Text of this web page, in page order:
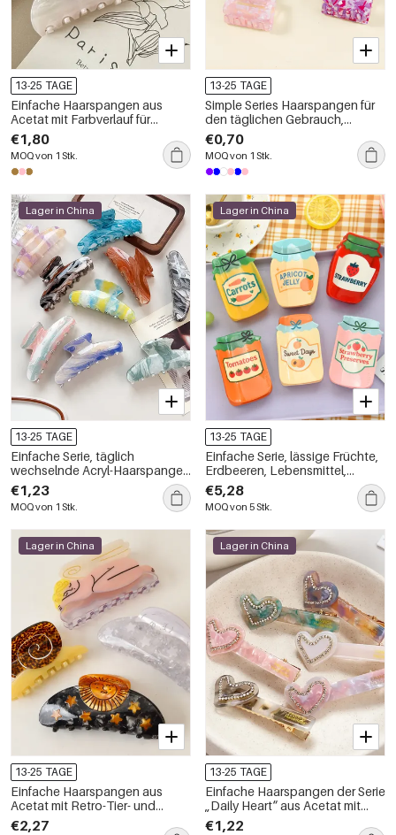
13-25 TAGE
Einfache Haarspangen aus
Acetat mit Farbverlauf für
Damen
€1,80
MOQ von 1 Stk.
13-25 TAGE
Simple Series Haarspangen für
den täglichen Gebrauch,
gemischte Farben, Farbverlauf,
Acetat, Unisex
€0,70
MOQ von 1 Stk.
Lager in China
13-25 TAGE
Einfache Serie, täglich
wechselnde Acryl-Haarspangen
mit Farbverlauf
€1,23
MOQ von 1 Stk.
Lager in China
13-25 TAGE
Einfache Serie, lässige Früchte,
Erdbeeren, Lebensmittel,
Acetat, Haarkrallen
€5,28
MOQ von 5 Stk.
Lager in China
13-25 TAGE
Einfache Haarspangen aus
Acetat mit Retro-Tier- und
Sonnenmotiven für Damen
€2,27
Lager in China
13-25 TAGE
Einfache Haarspangen der Serie
„Daily Heart“ aus Acetat mit
Strasssteinen in Unifarben und
€1,22